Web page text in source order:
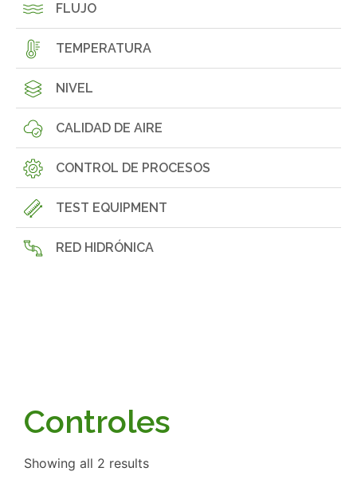
FLUJO
TEMPERATURA
NIVEL
CALIDAD DE AIRE
CONTROL DE PROCESOS
TEST EQUIPMENT
RED HIDRÓNICA
Controles
Showing all 2 results